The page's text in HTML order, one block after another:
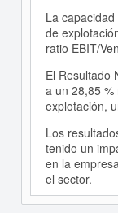
La
de
ratio EBIT/
El Resultado
a un 28,85
explotación,
Los
tenido un
en la
el sector.